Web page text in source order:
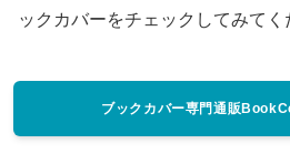
ックカバーをチェックしてみてく
ブックカバー専門通販